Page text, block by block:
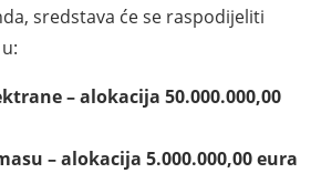
sredstava će se raspodijeliti
– alokacija 50.000.000,00
– alokacija 5.000.000,00 eura